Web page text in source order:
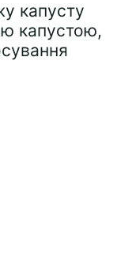
капусту
капустою,